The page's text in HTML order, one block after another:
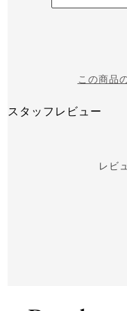
この商品
スタッフレビュー
レビ